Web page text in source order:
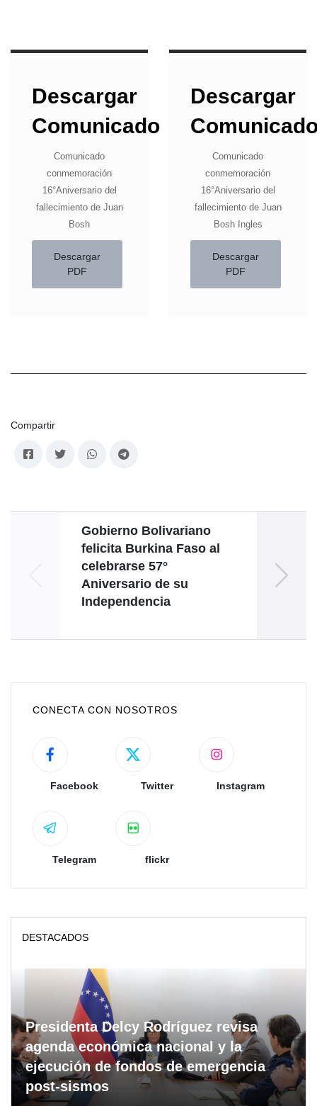
Descargar
Comunicado
Comunicado
conmemoración
16°Aniversario del
fallecimiento de Juan
Bosh
Descargar
PDF
Descargar
Comunicado
conmemoración
16°Aniversario del
fallecimiento de Juan
Bosh Ingles
Descargar
PDF
Compartir
Gobierno Bolivariano
felicita Burkina Faso al
celebrarse 57°
Aniversario de su
Independencia
CONECTA CON NOSOTROS
Facebook Twitter Instagram
Telegram flickr
DESTACADOS
Presidenta Delcy Rodríguez revisa
agenda económica nacional y la
ejecución de fondos de emergencia
post-sismos